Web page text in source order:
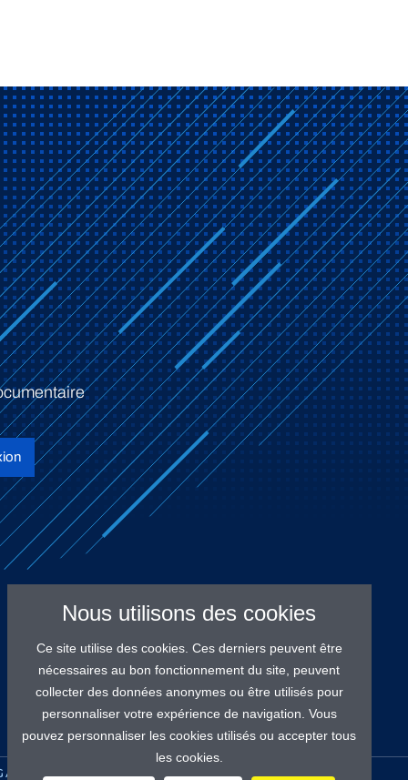
Nous utilisons des cookies
Ce site utilise des cookies. Ces derniers peuvent être
nécessaires au bon fonctionnement du site, peuvent
collecter des données anonymes ou être utilisés pour
personnaliser votre expérience de navigation. Vous
pouvez personnaliser les cookies utilisés ou accepter tous
les cookies.